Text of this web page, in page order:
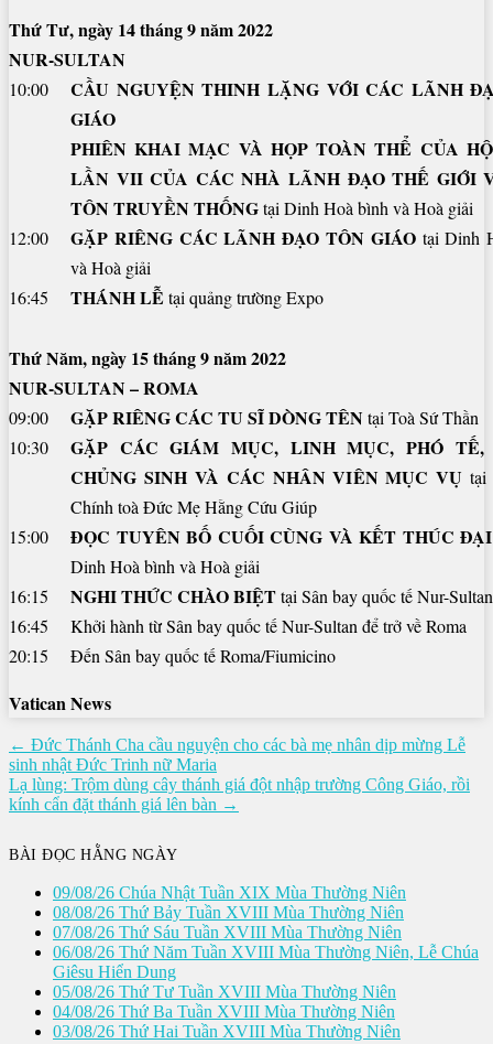
Thứ Tư, ngày 14 tháng 9 năm 2022
NUR-SULTAN
10:00
CẦU NGUYỆN THINH LẶNG VỚI CÁC LÃNH
GIÁO
PHIÊN KHAI MẠC VÀ HỌP TOÀN THỂ CỦA
LẦN VII CỦA CÁC NHÀ LÃNH ĐẠO THẾ GIỚI
TÔN TRUYỀN THỐNGtại Dinh Hoà bình và Hoà giải
12:00
GẶP RIÊNG CÁC LÃNH ĐẠO TÔN GIÁO tại Dinh
và Hoà giải
16:45
THÁNH LỄ tại quảng trường Expo
Thứ Năm, ngày 15 tháng 9 năm 2022
NUR-SULTAN – ROMA
09:00 GẶP RIÊNG CÁC TU SĨ DÒNG TÊN tại Toà Sứ Thần
10:30
GẶP CÁC GIÁM MỤC, LINH MỤC, PHÓ
CHỦNG SINH VÀ CÁC NHÂN VIÊN MỤC VỤ tại
Chính toà Đức Mẹ Hằng Cứu Giúp
15:00
ĐỌC TUYÊN BỐ CUỐI CÙNG VÀ KẾT THÚC
Dinh Hoà bình và Hoà giải
16:15
NGHI THỨC CHÀO BIỆTtại Sân bay quốc tế Nur-Sultan
16:45
Khởi hành từ Sân bay quốc tế Nur-Sultan để trở về Roma
20:15
Đến Sân bay quốc tế Roma/Fiumicino
Vatican News
Điều
hướng
bài
viết
← Đức Thánh Cha cầu nguyện cho các bà mẹ nhân dịp mừng Lễ
sinh nhật Đức Trinh nữ Maria
Lạ lùng: Trộm dùng cây thánh giá đột nhập trường Công Giáo, rồi
kính cẩn đặt thánh giá lên bàn →
BÀI ĐỌC HẰNG NGÀY
09/08/26 Chúa Nhật Tuần XIX Mùa Thường Niên
08/08/26 Thứ Bảy Tuần XVIII Mùa Thường Niên
07/08/26 Thứ Sáu Tuần XVIII Mùa Thường Niên
06/08/26 Thứ Năm Tuần XVIII Mùa Thường Niên, Lễ Chúa
Giêsu Hiển Dung
05/08/26 Thứ Tư Tuần XVIII Mùa Thường Niên
04/08/26 Thứ Ba Tuần XVIII Mùa Thường Niên
03/08/26 Thứ Hai Tuần XVIII Mùa Thường Niên